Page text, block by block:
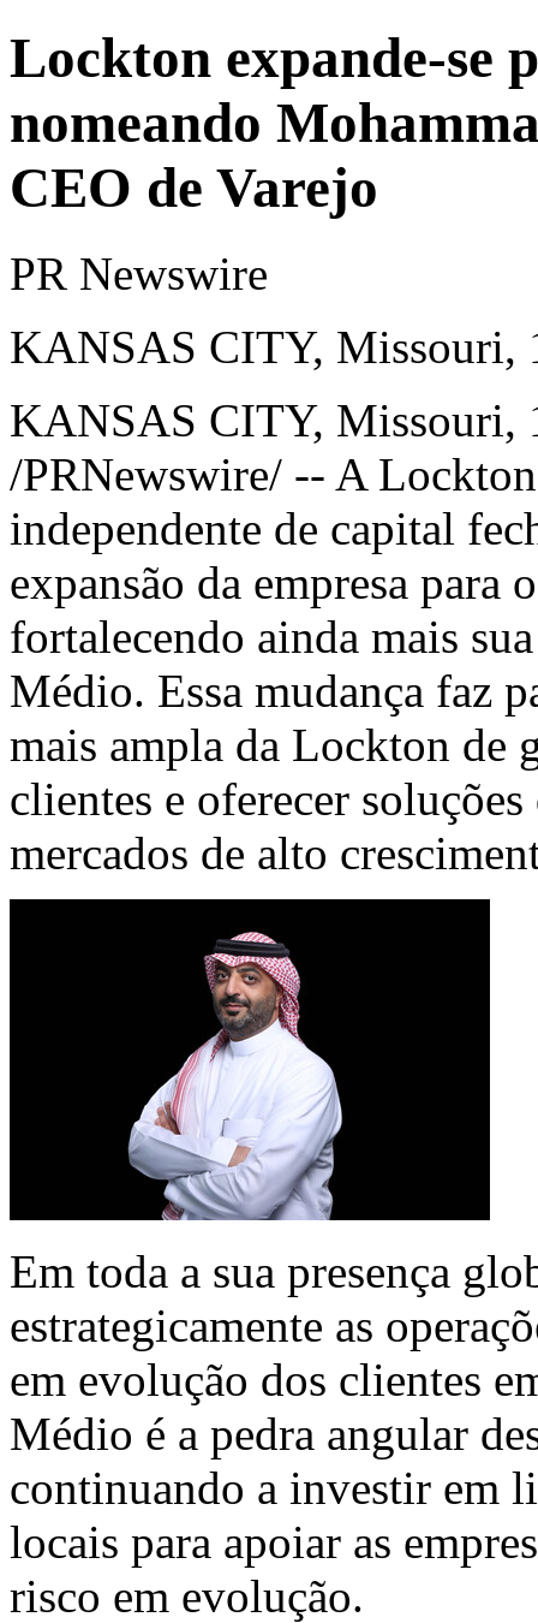
Lockton expande-se
nomeando
CEO de Varejo
PR Newswire
KANSAS CITY, Missouri,
KANSAS CITY, Missouri,
/PRNewswire/ -- A
independente de capital
expansão da empresa para
fortalecendo ainda mais
Médio. Essa mudança faz
mais ampla da Lockton de
clientes e oferecer
mercados de alto
Em toda a sua presença
estrategicamente as
em evolução dos clientes
Médio é a pedra angular
continuando a investir em
locais para apoiar as
risco em evolução.